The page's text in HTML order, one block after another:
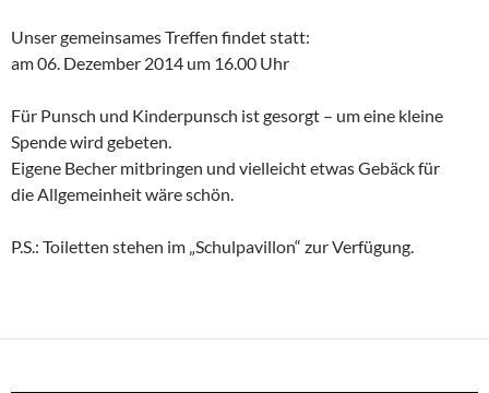
Unser gemeinsames Treffen findet statt:
am 06. Dezember 2014 um 16.00 Uhr
Für Punsch und Kinderpunsch ist gesorgt – um eine kleine
Spende wird gebeten.
Eigene Becher mitbringen und vielleicht etwas Gebäck für
die Allgemeinheit wäre schön.
P.S.: Toiletten stehen im „Schulpavillon“ zur Verfügung.